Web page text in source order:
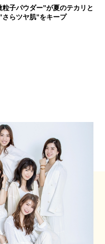
粒子パウダー”が夏のテカリと
さらツヤ肌”をキープ